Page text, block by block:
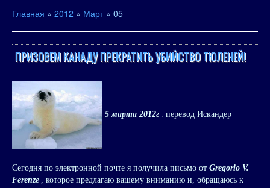
Главная » 2012 » Март » 05
ПРИЗОВЕМ КАНАДУ ПРЕКРАТИТЬ УБИЙСТВО ТЮЛЕНЕЙ!
5 марта 2012г . перевод Искандер
Сегодня по электронной почте я получила письмо от Gregorio V.
Ferenze
, которое предлагаю вашему вниманию и, обращаюсь к